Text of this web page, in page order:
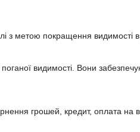
з метою покращення видимості
видимості. Вони
грошей, кредит, оплата на